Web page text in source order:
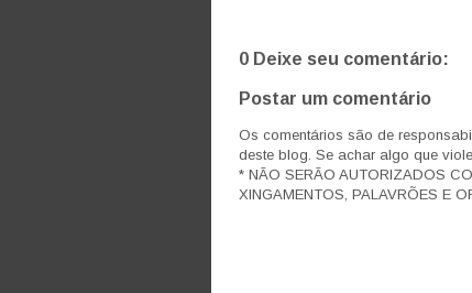
0 Deixe seu comentário:
Postar um comentário
Os comentários são de
deste blog. Se achar algo que
* NÃO SERÃO AUTORIZADOS
XINGAMENTOS, PALAVRÕES E